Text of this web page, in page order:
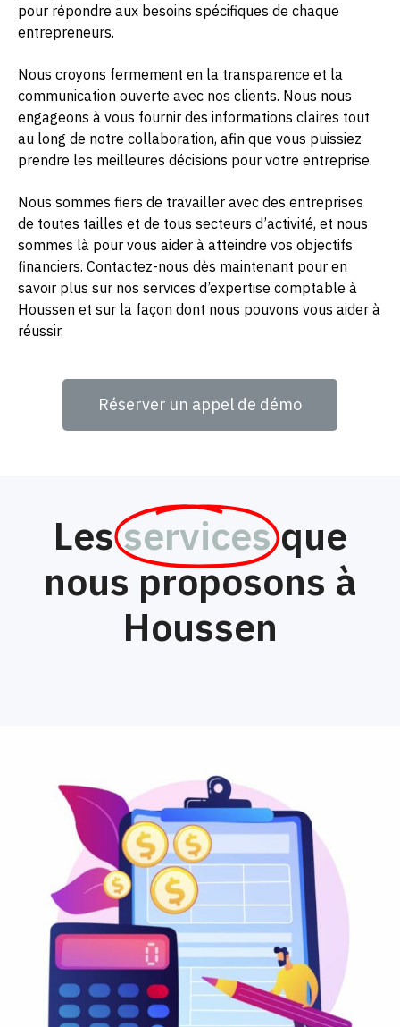
pour répondre aux besoins spécifiques de chaque
entrepreneurs.
Nous croyons fermement en la transparence et la
communication ouverte avec nos clients. Nous nous
engageons à vous fournir des informations claires tout
au long de notre collaboration, afin que vous puissiez
prendre les meilleures décisions pour votre entreprise.
Nous sommes fiers de travailler avec des entreprises
de toutes tailles et de tous secteurs d’activité, et nous
sommes là pour vous aider à atteindre vos objectifs
financiers. Contactez-nous dès maintenant pour en
savoir plus sur nos services d’expertise comptable à
Houssen et sur la façon dont nous pouvons vous aider à
réussir.
Réserver un appel de démo
Lesservices que
nous proposons à
Houssen